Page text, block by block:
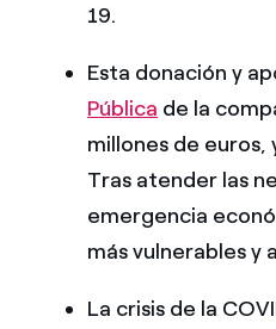
19.
Esta donación y
Pública de la
millones de euros,
Tras atender las
emergencia
más vulnerables y
La crisis de la